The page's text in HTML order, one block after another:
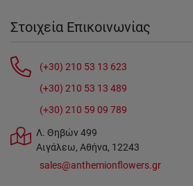
Στοιχεία Επικοινωνίας
(+30) 210 53 13 623
(+30) 210 53 13 489
(+30) 210 59 09 789
Λ. Θηβών 499
Αιγάλεω, Αθήνα, 12243
sales@anthemionflowers.gr